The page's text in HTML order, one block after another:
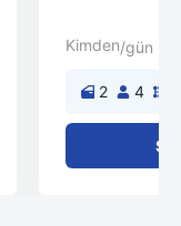
Kimden/gün
2 4